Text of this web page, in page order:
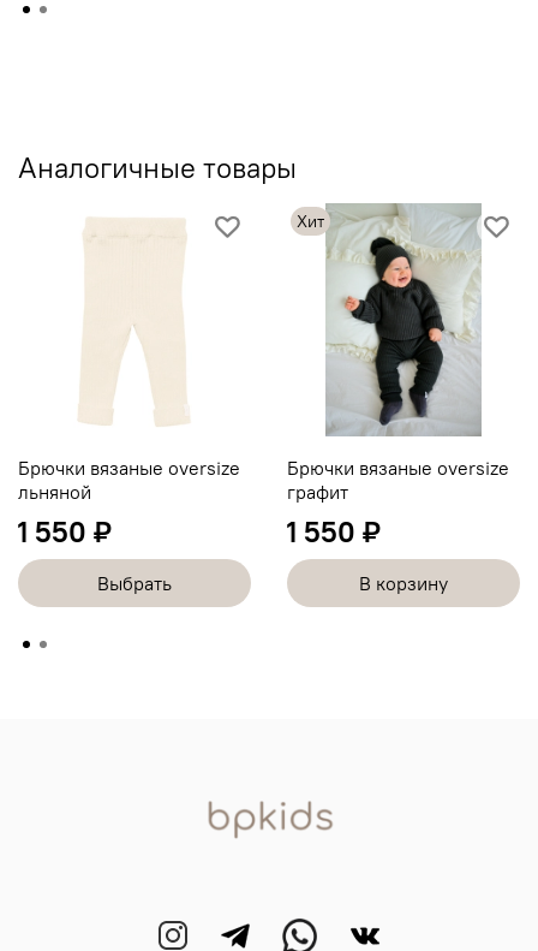
Аналогичные товары
Брючки вязаные oversize
льняной
1 550 ₽
Выбрать
Хит
Брючки вязаные oversize
графит
1 550 ₽
В корзину